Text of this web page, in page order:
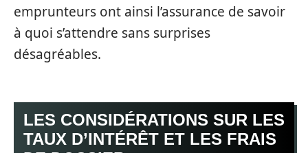
emprunteurs ont ainsi l’assurance de savoir
à quoi s’attendre sans surprises
désagréables.
LES CONSIDÉRATIONS SUR LES
TAUX D’INTÉRÊT ET LES FRAIS